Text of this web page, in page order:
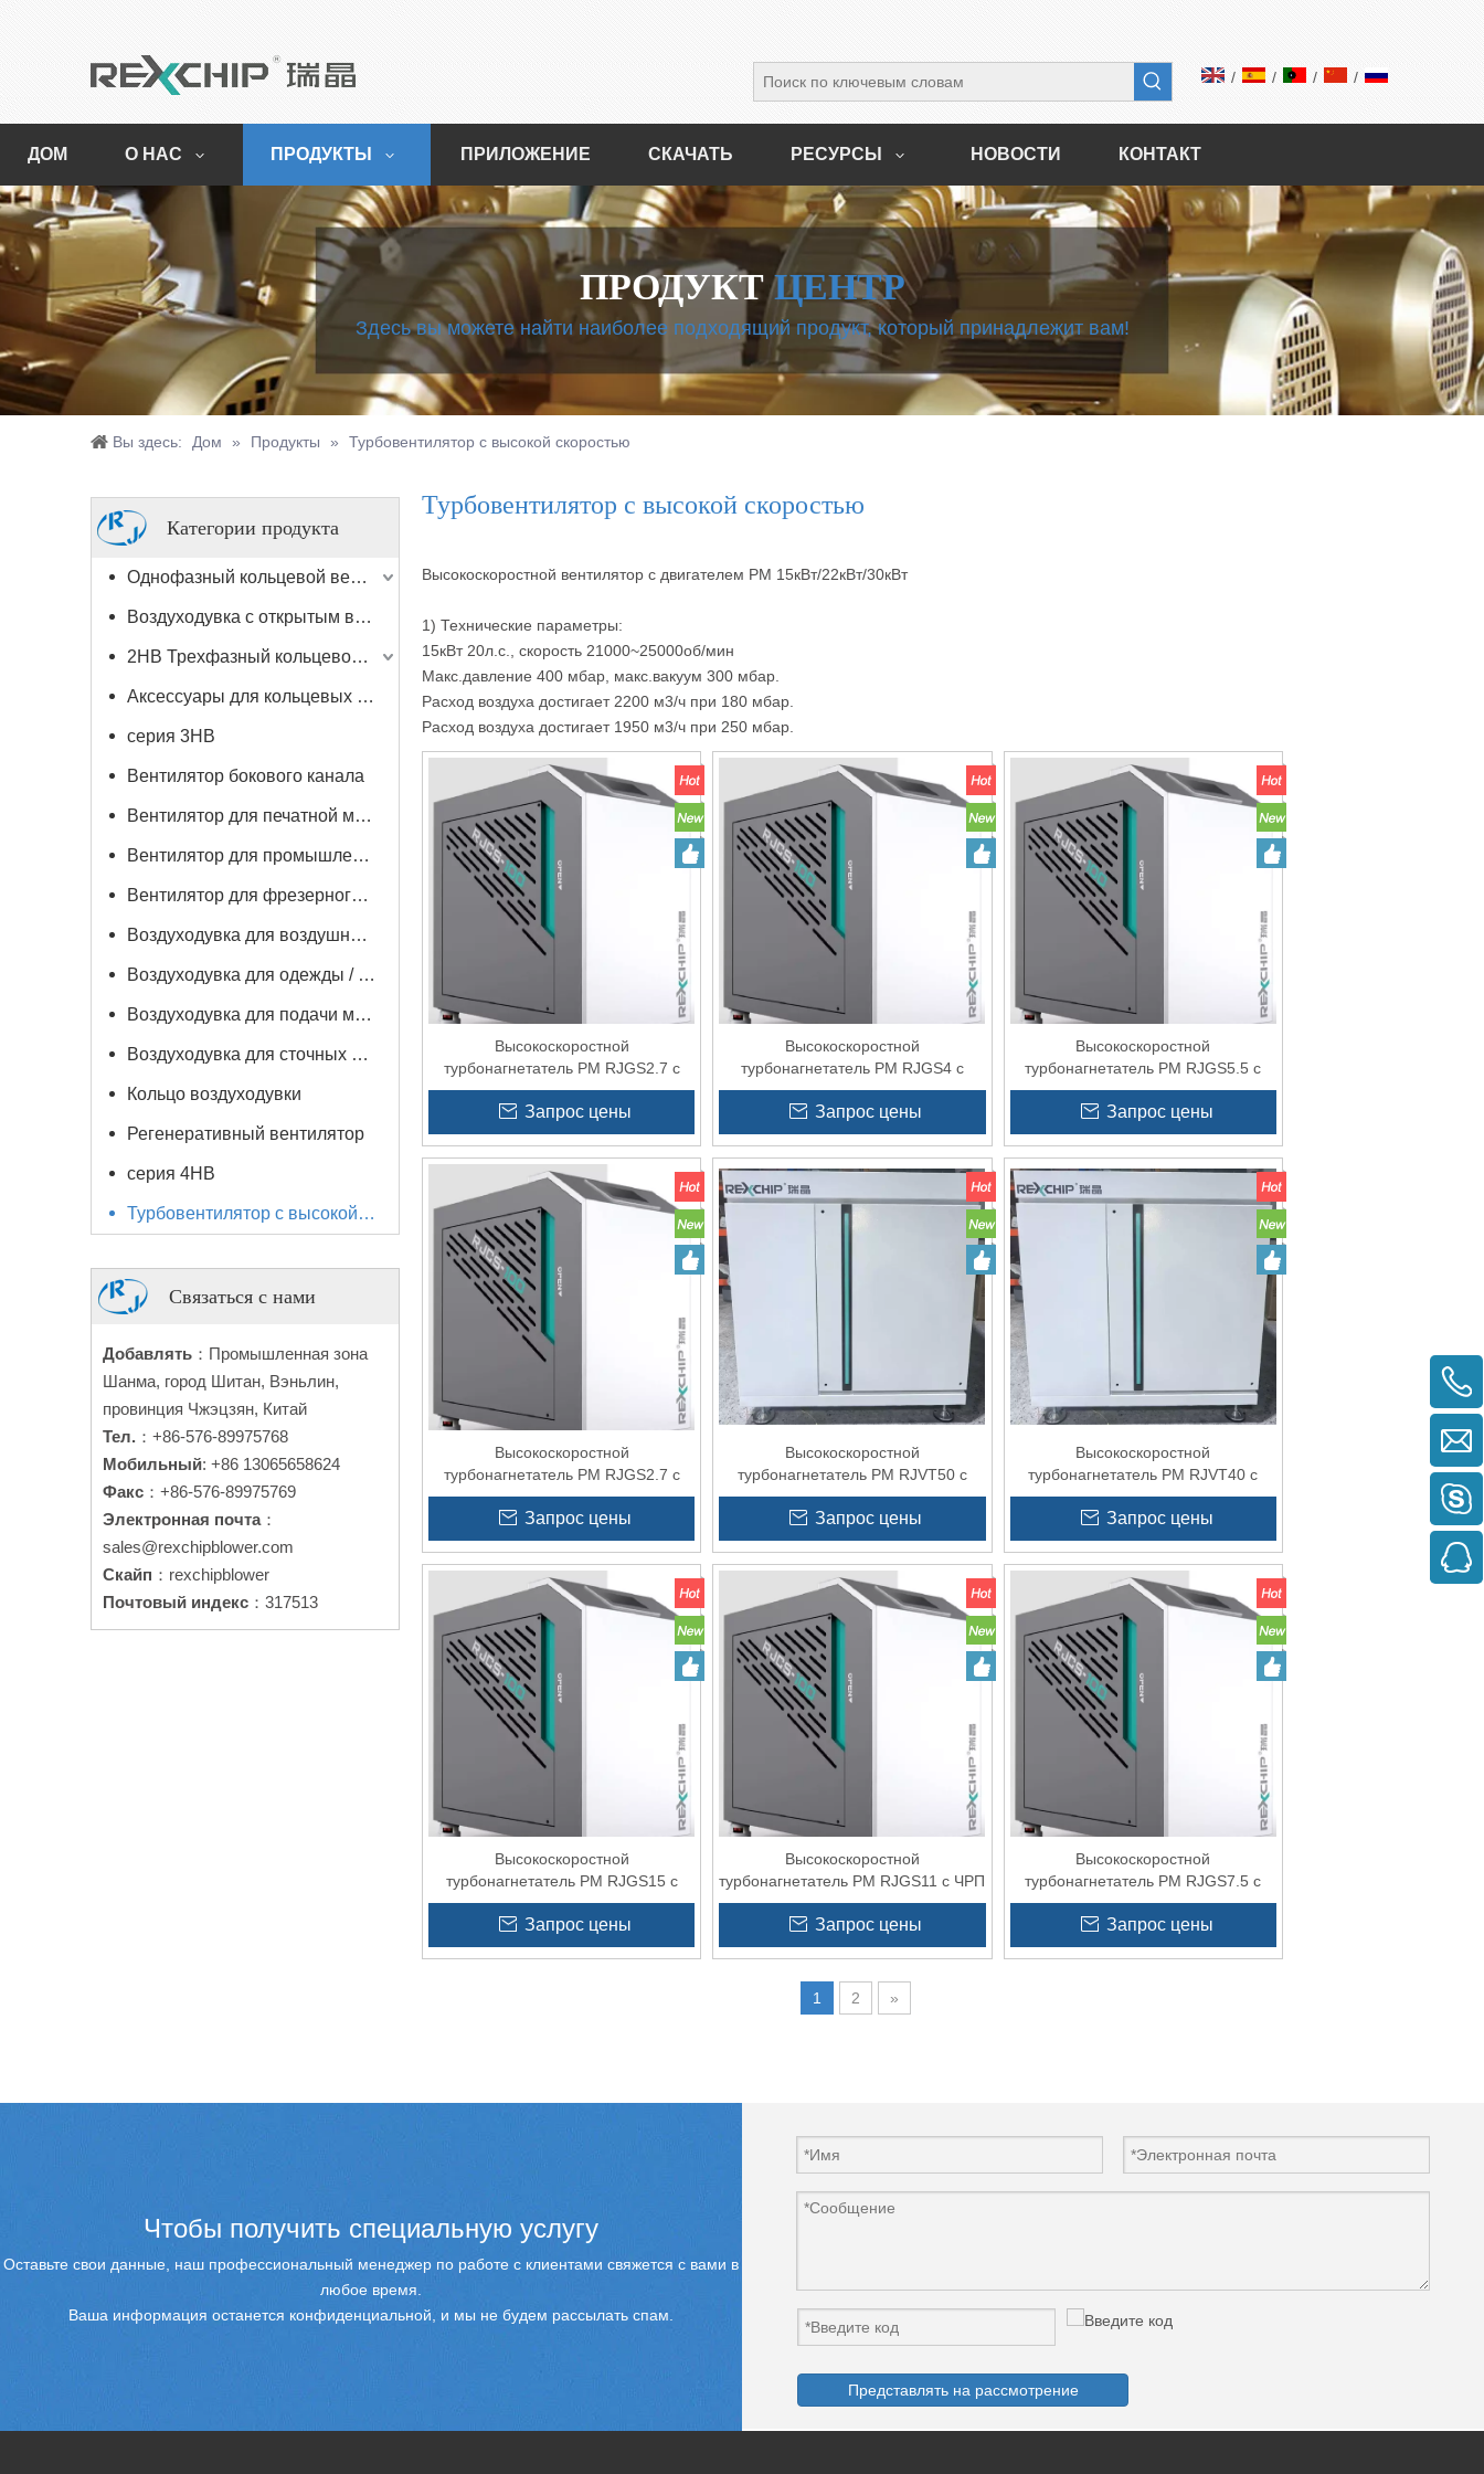
/ / / /
ДОМ О НАС ПРОДУКТЫ ПРИЛОЖЕНИЕ СКАЧАТЬ РЕСУРСЫ НОВОСТИ КОНТАКТ
ПРОДУКТЦЕНТР
Здесь вы можете найти наиболее подходящий продукт, который принадлежит вам!
Вы здесь: Дом » Продукты » Турбовентилятор с высокой скоростью
Категории продукта
Однофазный кольцевой вентилятор 2HB
Воздуходувка с открытым валом
2HB Трехфазный кольцевой вентилятор
Аксессуары для кольцевых воздуходувок
серия 3HB
Вентилятор бокового канала
Вентилятор для печатной машины
Вентилятор для промышленного пылесоса
Вентилятор для фрезерного станка с ЧПУ / деревообрабатывающего станка
Воздуходувка для воздушных ножей
Воздуходувка для одежды / резки кожи / сушильная машина
Воздуходувка для подачи материала / вакуумный погрузчик
Воздуходувка для сточных вод / водоподготовки
Кольцо воздуходувки
Регенеративный вентилятор
серия 4HB
Турбовентилятор с высокой скоростью
Связаться с нами
Добавлять ：Промышленная зона
Шанма, город Шитан, Вэньлин,
провинция Чжэцзян, Китай
Тел. ：+86-576-89975768
Мобильный: +86 13065658624
Факс ：+86-576-89975769
Электронная почта：
sales@rexchipblower.com
Скайп ：rexchipblower
Почтовый индекс ：317513
Турбовентилятор с высокой скоростью
Высокоскоростной вентилятор с двигателем PM 15кВт/22кВт/30кВт
1) Технические параметры:
15кВт 20л.с., скорость 21000~25000об/мин
Макс.давление 400 мбар, макс.вакуум 300 мбар.
Расход воздуха достигает 2200 м3/ч при 180 мбар.
Расход воздуха достигает 1950 м3/ч при 250 мбар.
Высокоскоростной
турбонагнетатель PM RJGS2.7 с
ЧРП для воздушного ножа
Запрос цены
Высокоскоростной
турбонагнетатель PM RJGS4 с
частотно-регулируемым приводом
для воздушного ножа
Запрос цены
Высокоскоростной
турбонагнетатель PM RJGS5.5 с
ЧРП для воздушного ножа
Запрос цены
Высокоскоростной
турбонагнетатель PM RJGS2.7 с
ЧРП для воздушного ножа
Запрос цены
Высокоскоростной
турбонагнетатель PM RJVT50 с
частотно-регулируемым приводом
для системы пылеулавливания
Запрос цены
Высокоскоростной
турбонагнетатель PM RJVT40 с
частотно-регулируемым приводом
для системы сбора пыли
Запрос цены
Высокоскоростной
турбонагнетатель PM RJGS15 с
ЧРП для швейной машины
Запрос цены
Высокоскоростной
турбонагнетатель PM RJGS11 с ЧРП
для аквакультуры 15 л.с.
Запрос цены
Высокоскоростной
турбонагнетатель PM RJGS7.5 с
ЧРП для аквакультуры
Запрос цены
1 2 »
Чтобы получить специальную услугу
Оставьте свои данные, наш профессиональный менеджер по работе с клиентами свяжется с вами в
любое время.
Ваша информация останется конфиденциальной, и мы не будем рассылать спам.
Представлять на рассмотрение